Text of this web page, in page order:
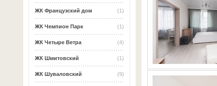
(1)
ЖК Французский дом
(1)
ЖК Чемпион Парк
(4)
ЖК Четыре Ветра
(1)
ЖК Шмитовский
(9)
ЖК Шуваловский